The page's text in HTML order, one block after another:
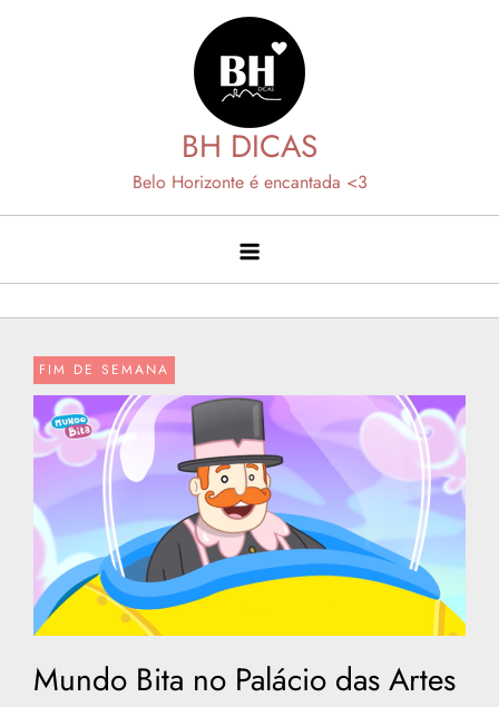
BH DICAS
Belo Horizonte é encantada <3
FIM DE SEMANA
Mundo Bita no Palácio das Artes